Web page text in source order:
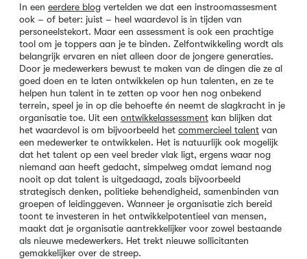
In een eerdere blog vertelden we dat een instroomassesment
ook – of beter: juist – heel waardevol is in tijden van
personeelstekort. Maar een assessment is ook een prachtige
tool om je toppers aan je te binden. Zelfontwikkeling wordt als
belangrijk ervaren en niet alleen door de jongere generaties.
Door je medewerkers bewust te maken van de dingen die ze al
goed doen en te laten ontwikkelen op hun talenten, en ze te
helpen hun talent in te zetten op voor hen nog onbekend
terrein, speel je in op die behoefte én neemt de slagkracht in je
organisatie toe. Uit een ontwikkelassessment kan blijken dat
het waardevol is om bijvoorbeeld het commercieel talent van
een medewerker te ontwikkelen. Het is natuurlijk ook mogelijk
dat het talent op een veel breder vlak ligt, ergens waar nog
niemand aan heeft gedacht, simpelweg omdat iemand nog
nooit op dat talent is uitgedaagd, zoals bijvoorbeeld
strategisch denken, politieke behendigheid, samenbinden van
groepen of leidinggeven. Wanneer je organisatie zich bereid
toont te investeren in het ontwikkelpotentieel van mensen,
maakt dat je organisatie aantrekkelijker voor zowel bestaande
als nieuwe medewerkers. Het trekt nieuwe sollicitanten
gemakkelijker over de streep.